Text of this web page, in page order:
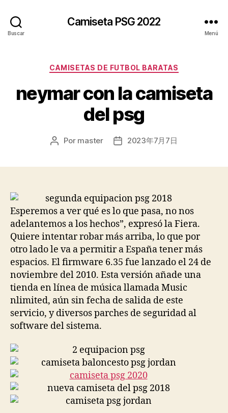
Buscar
Camiseta PSG 2022
Menú
Categorías
CAMISETAS DE FUTBOL BARATAS
neymar con la camiseta
del psg
Autor
Por master
Fecha2023年7月7日
Esperemos a ver qué es lo que pasa, no nos
adelantemos a los hechos”, expresó la Fiera.
Quiere intentar robar más arriba, lo que por
otro lado le va a permitir a España tener más
espacios. El firmware 6.35 fue lanzado el 24 de
noviembre del 2010. Esta versión añade una
tienda en línea de música llamada Music
nlimited, aún sin fecha de salida de este
servicio, y diversos parches de seguridad al
software del sistema.